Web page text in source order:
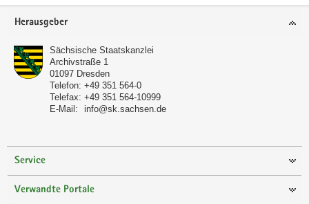
Footer-
Herausgeber
Sächsische Staatskanzlei
Archivstraße 1
01097 Dresden
Telefon: +49 351 564-0
Telefax: +49 351 564-10999
E-Mail:
info@sk.sachsen.de
Service
Verwandte Portale